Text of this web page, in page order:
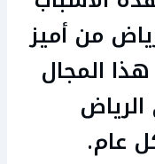
من أميز
المجال
عام.